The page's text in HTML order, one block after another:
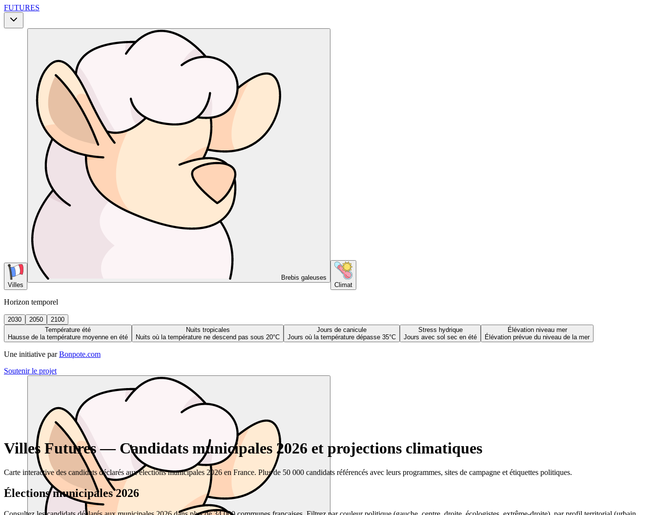
FUTURES
Villes
Brebis galeuses
Climat
Horizon temporel
2030 2050
2100
Température été
Hausse de la température moyenne en été
Nuits tropicales
Nuits où la température ne descend pas sous 20°C
Jours de canicule
Jours où la température dépasse 35°C
Stress hydrique
Jours avec sol sec en été
Élévation niveau mer
Élévation prévue du niveau de la mer
Une initiative par Bonpote.com
Soutenir le projet
Villes Futures — Candidats municipales 2026 et projections climatiques
Carte interactive des candidats déclarés aux élections municipales 2026 en France. Plus de 50 000 candidats référencés avec leurs programmes, sites de campagne et étiquettes politiques.
Élections municipales 2026